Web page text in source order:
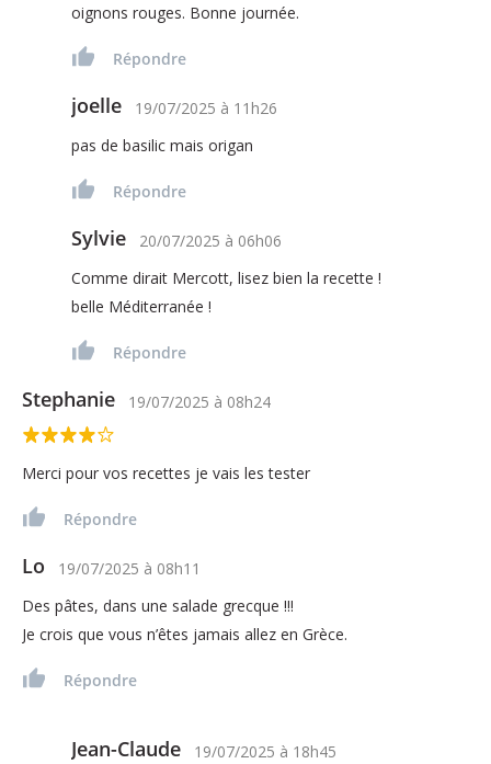
oignons rouges. Bonne journée.
Répondre
joelle 19/07/2025 à 11h26
pas de basilic mais origan
Répondre
Sylvie 20/07/2025 à 06h06
Comme dirait Mercott, lisez bien la recette !
belle Méditerranée !
Répondre
Stephanie 19/07/2025 à 08h24
Merci pour vos recettes je vais les tester
Répondre
Lo 19/07/2025 à 08h11
Des pâtes, dans une salade grecque !!!
Je crois que vous n’êtes jamais allez en Grèce.
Répondre
Jean-Claude 19/07/2025 à 18h45